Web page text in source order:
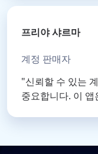
프리야 샤르마
계정 판매자
"신뢰할 수 있는
중요합니다. 이